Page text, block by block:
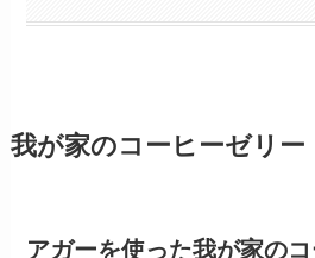
我が家のコーヒーゼリー
アガーを使った我が家の